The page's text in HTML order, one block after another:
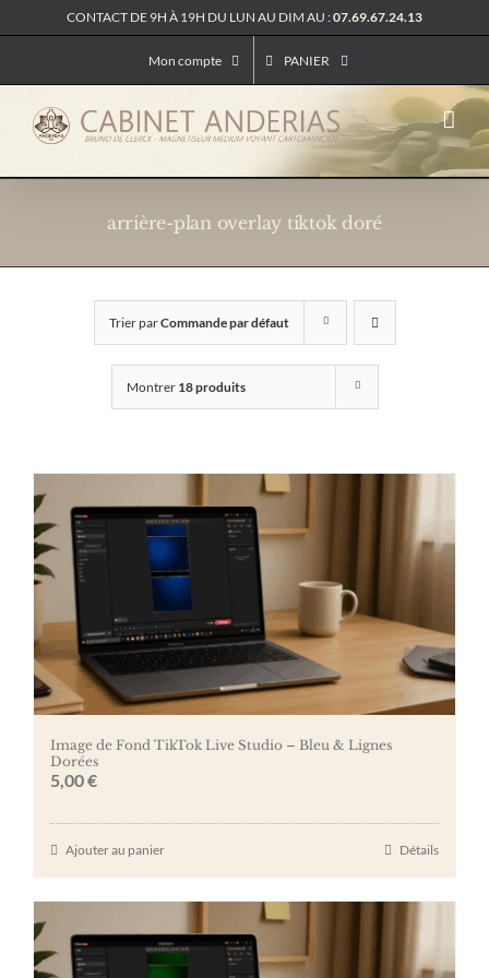
au
CONTACT DE 9H À 19H DU LUN AU DIM AU :07.69.67.24.13
Mon compte PANIER
arrière-plan overlay tiktok doré
Trier parCommande par défaut
Montrer 18 produits
Image de Fond TikTok Live Studio – Bleu & Lignes
Dorées
5,00€
Ajouter au panier Détails